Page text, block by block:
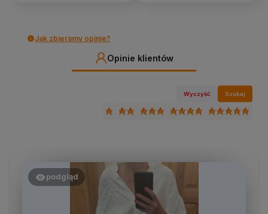
Jak zbieramy opinie?
Opinie klientów
Wyczyść Szukaj
podgląd